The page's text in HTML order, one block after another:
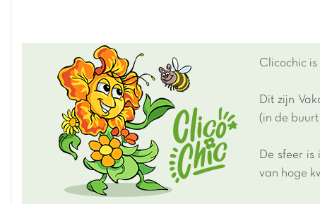
Clicochic is
Dit zijn
(in de
De sfeer
van hoge